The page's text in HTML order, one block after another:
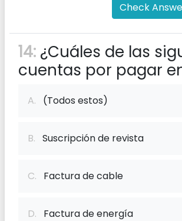
Check
14: ¿Cuáles de las
cuentas por pagar
A. (Todos estos)
B. Suscripción de revista
C. Factura de cable
D. Factura de energía